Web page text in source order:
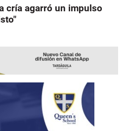
cría agarró un impulso